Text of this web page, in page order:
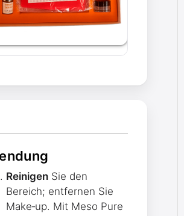
Reinigen Sie den
Bereich; entfernen Sie
Make‑up. Mit Meso Pure